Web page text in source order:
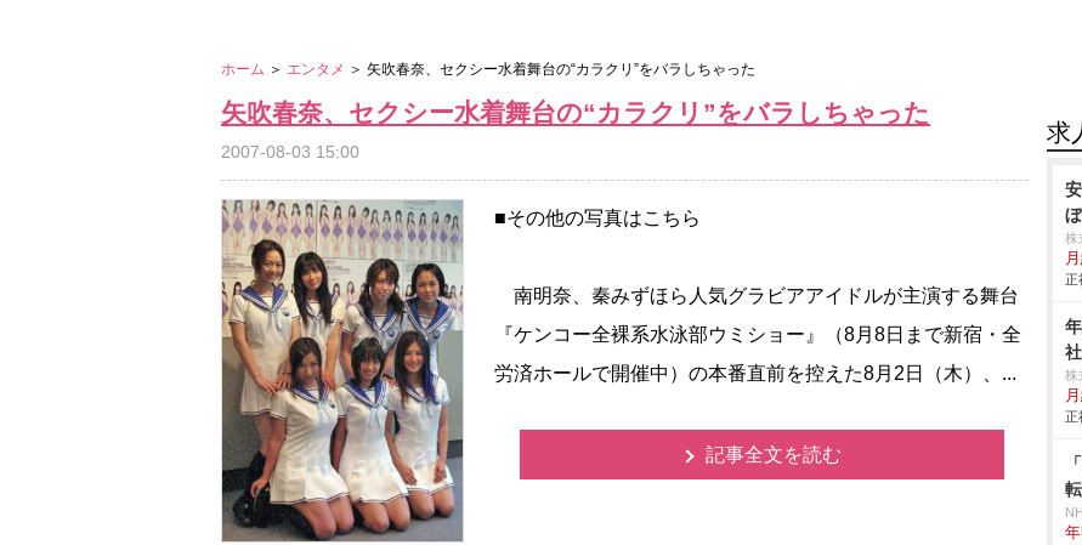
ホーム ＞ エンタメ ＞ 矢吹春奈、セクシー水着舞台の“カラクリ”をバラしちゃった
矢吹春奈、セクシー水着舞台の“カラクリ”をバラしちゃった
2007-08-03 15:00
■その他の写真はこちら
南明奈、秦みずほら人気グラビアアイドルが主演する舞台
『ケンコー全裸系水泳部ウミショー』（8月8日まで新宿・全
労済ホールで開催中）の本番直前を控えた8月2日（木）、...
記事全文を読む
求
株
正
株
正